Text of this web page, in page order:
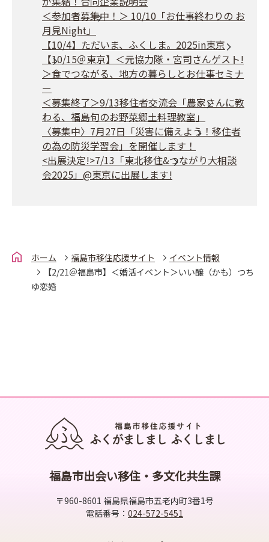
＜参加者募集中！＞ 10/10「お仕事終わりの お
月見Night」
【10/4】ただいま、ふくしま。2025in東京
【10/15＠東京】＜元協力隊・宮司さんゲスト!
＞食でつながる、地方の暮らしとお仕事セミナ
ー
＜募集終了＞9/13移住者交流会「農家さんに教
わる、福島旬のお野菜郷土料理教室」
〈募集中〉7月27日「災害に備えよう！移住者
の為の防災学習会」を開催します！
<出展決定!>7/13「東北移住&つながり大相談
会2025」@東京に出展します!
ホーム 福島市移住応援サイト
イベント情報
【2/21＠福島市】＜婚活イベント＞いい醸（かも）つち
ゆ恋婚
福島市出会い移住・多文化共生課
〒960-8601 福島県福島市五老内町3番1号
電話番号： 024-572-5451